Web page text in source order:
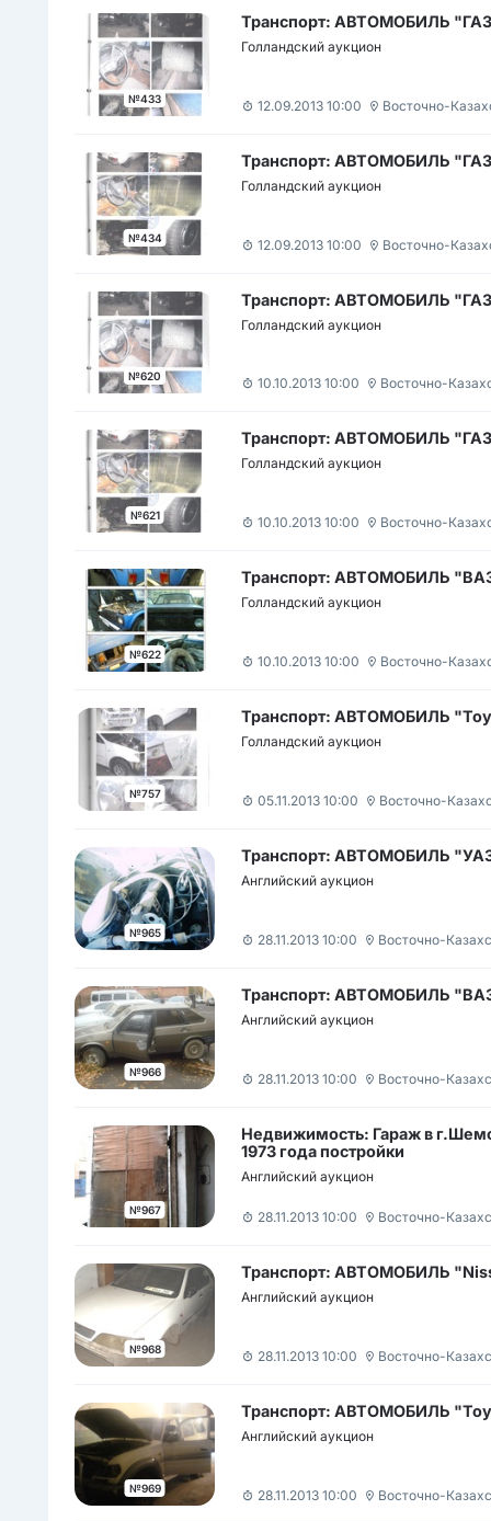
№433
Транспорт: АВТОМОБИЛЬ
Голландский аукцион
12.09.2013 10:00 Восточно-
№434
Транспорт: АВТОМОБИЛЬ
Голландский аукцион
12.09.2013 10:00 Восточно-
№620
Транспорт: АВТОМОБИЛЬ
Голландский аукцион
10.10.2013 10:00 Восточно-
№621
Транспорт: АВТОМОБИЛЬ
Голландский аукцион
10.10.2013 10:00 Восточно-
№622
Транспорт: АВТОМОБИЛЬ
Голландский аукцион
10.10.2013 10:00 Восточно-
№757
Транспорт: АВТОМОБИЛЬ
Голландский аукцион
05.11.2013 10:00 Восточно-
№965
Транспорт: АВТОМОБИЛЬ
Английский аукцион
28.11.2013 10:00 Восточно-
№966
Транспорт: АВТОМОБИЛЬ
Английский аукцион
28.11.2013 10:00 Восточно-
№967
Недвижимость: Гараж в
1973 года постройки
Английский аукцион
28.11.2013 10:00 Восточно-
№968
Транспорт: АВТОМОБИЛЬ
Английский аукцион
28.11.2013 10:00 Восточно-
№969
Транспорт: АВТОМОБИЛЬ
Английский аукцион
28.11.2013 10:00 Восточно-